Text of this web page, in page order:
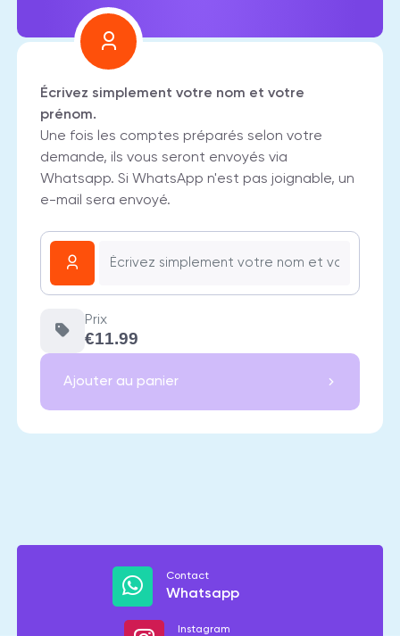
Écrivez simplement votre nom et votre
prénom.
Une fois les comptes préparés selon votre
demande, ils vous seront envoyés via
Whatsapp. Si WhatsApp n'est pas joignable, un
e-mail sera envoyé.
Prix
€11.99
Ajouter au panier
Contact
Whatsapp
Instagram